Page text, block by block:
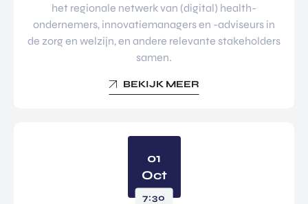
het regionale netwerk van (digital) health-
ondernemers, innovatiemanagers en -adviseurs in
de zorg en welzijn, en andere relevante stakeholders
samen.
BEKIJK MEER
01
Oct
7:30